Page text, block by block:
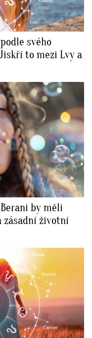
svého
to mezi Lvy a
by měli
zásadní životní